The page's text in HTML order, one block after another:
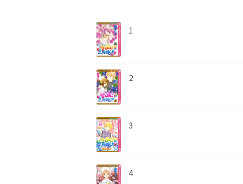
1
2
3
4